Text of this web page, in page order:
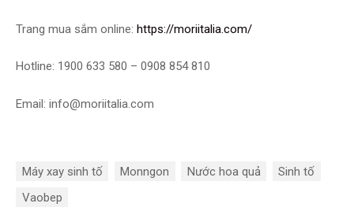
Trang mua sắm online: https://moriitalia.com/
Hotline: 1900 633 580 – 0908 854 810
Email: info@moriitalia.com
Máy xay sinh tố Monngon Nước hoa quả
Sinh tố
Vaobep